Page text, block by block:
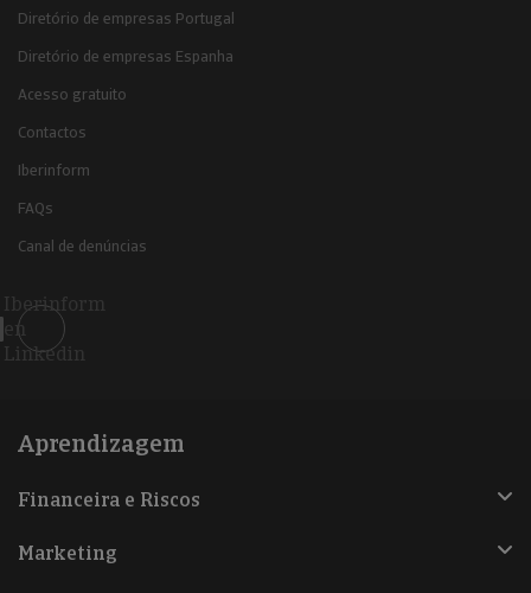
Diretório de empresas Portugal
Diretório de empresas Espanha
Acesso gratuito
Contactos
Iberinform
FAQs
Canal de denúncias
Iberinform
en
Linkedin
Aprendizagem
Financeira e Riscos
Marketing